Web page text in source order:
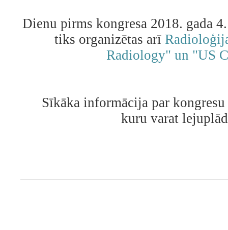
Dienu pirms kongresa 2018. gada
tiks organizētas arī
Radiology" un "US
Sīkāka informācija par
kuru varat